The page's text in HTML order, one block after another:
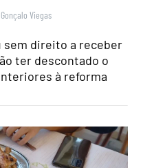
Gonçalo Viegas
sem direito a receber
ter descontado o
à reforma